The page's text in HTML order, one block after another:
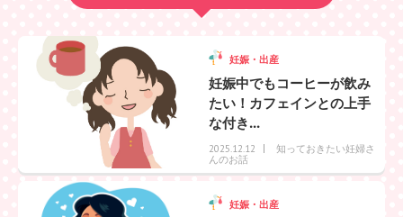
妊娠・出産
妊娠中でもコーヒーが飲み
たい！カフェインとの上手
な付き...
2025.12.12
知っておきたい妊婦さ
んのお話
妊娠・出産